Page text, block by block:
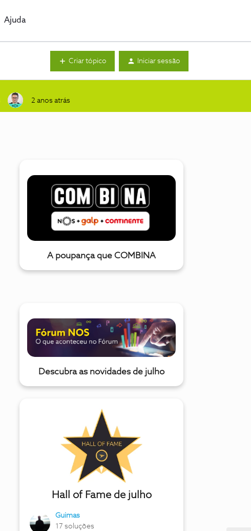
Ajuda
Criar tópico Iniciar sessão
2 anos atrás
A poupança que COMBINA
Descubra as novidades de julho
Hall of Fame de julho
Guimas
17 soluções